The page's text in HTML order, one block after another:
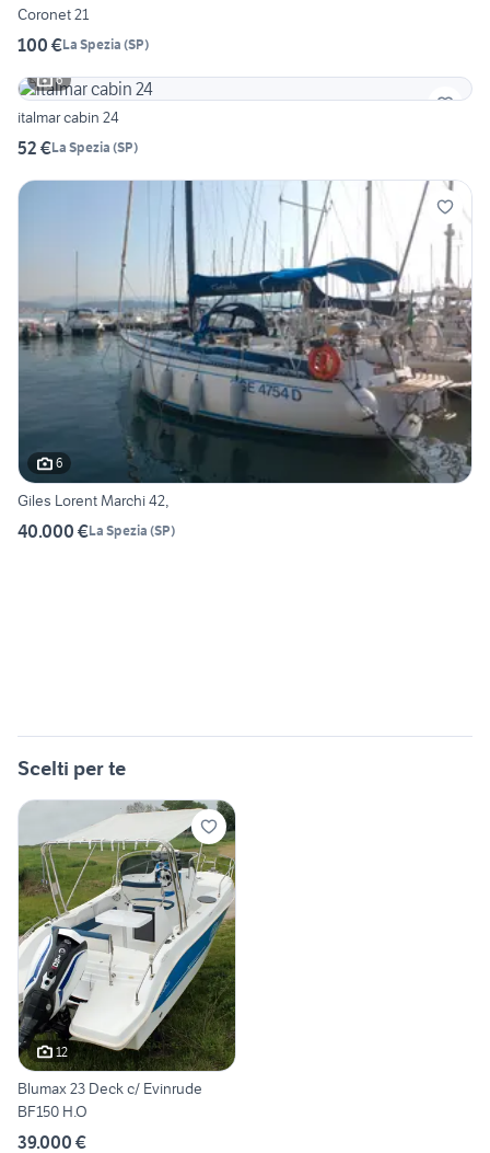
Coronet 21
100 €La Spezia (SP)
6
italmar cabin 24
52 €La Spezia (SP)
6
Giles Lorent Marchi 42,
40.000 €La Spezia (SP)
Scelti per te
12
Blumax 23 Deck c/ Evinrude
BF150 H.O
39.000 €